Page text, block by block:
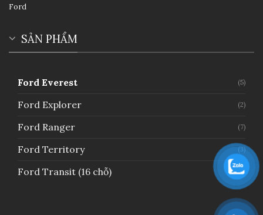
SẢN PHẨM
Ford Everest (5)
Ford Explorer (2)
Ford Ranger (7)
Ford Territory (3)
Ford Transit (16 chỗ) (1)